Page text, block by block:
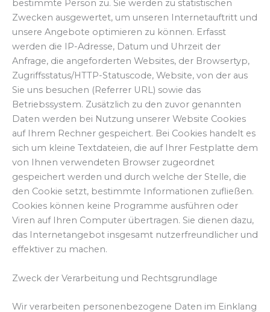
bestimmte Person zu. Sie werden zu statistischen
Zwecken ausgewertet, um unseren Internetauftritt und
unsere Angebote optimieren zu können. Erfasst
werden die IP-Adresse, Datum und Uhrzeit der
Anfrage, die angeforderten Websites, der Browsertyp,
Zugriffsstatus/HTTP-Statuscode, Website, von der aus
Sie uns besuchen (Referrer URL) sowie das
Betriebssystem. Zusätzlich zu den zuvor genannten
Daten werden bei Nutzung unserer Website Cookies
auf Ihrem Rechner gespeichert. Bei Cookies handelt es
sich um kleine Textdateien, die auf Ihrer Festplatte dem
von Ihnen verwendeten Browser zugeordnet
gespeichert werden und durch welche der Stelle, die
den Cookie setzt, bestimmte Informationen zufließen.
Cookies können keine Programme ausführen oder
Viren auf Ihren Computer übertragen. Sie dienen dazu,
das Internetangebot insgesamt nutzerfreundlicher und
effektiver zu machen.
Zweck der Verarbeitung und Rechtsgrundlage
Wir verarbeiten personenbezogene Daten im Einklang